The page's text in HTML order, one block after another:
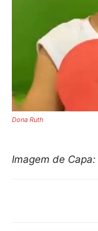
Dona Ruth
Imagem de Capa: